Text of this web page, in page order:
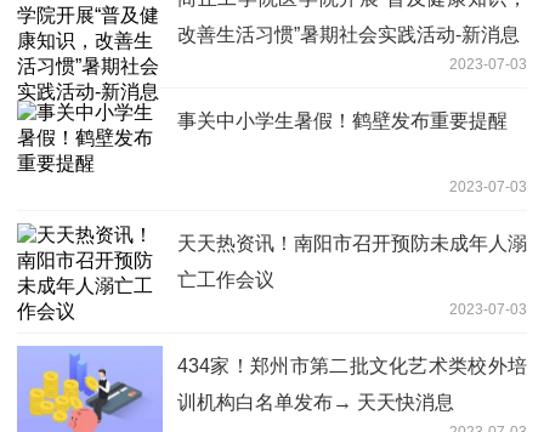
改善生活习惯”暑期社会实践活动-新消息
2023-07-03
事关中小学生暑假！鹤壁发布重要提醒
2023-07-03
天天热资讯！南阳市召开预防未成年人溺
亡工作会议
2023-07-03
434家！郑州市第二批文化艺术类校外培
训机构白名单发布→ 天天快消息